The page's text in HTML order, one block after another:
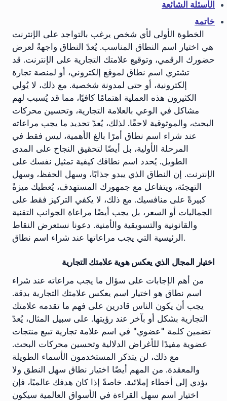
الأسئلة الشائعة
خاتمة
الخطوة الأولى لأي شخص يرغب بالتواجد على الإنترنت
هي اختيار اسم النطاق المناسب. يُعدّ النطاق واجهةً لعرض
حضورك الرقمي، وتوقيع علامتك التجارية على الإنترنت. قد
تشتري اسم نطاق لموقع إلكتروني، أو لمنصة تجارة
إلكترونية، أو حتى لمدونة شخصية. مع ذلك، لا يُولي
الكثيرون هذه العملية اهتمامًا كافيًا، مما قد يُسبب لهم
مشاكل في الوعي بالعلامة التجارية، وتحسين محركات
البحث، والموثوقية لاحقًا. لذلك، يُعدّ تحديد ما يجب مراعاته
عند شراء اسم نطاق أمرًا بالغ الأهمية، ليس فقط في
المرحلة الأولية، بل أيضًا لتحقيق النجاح على المدى
الطويل. يُحدد اسم نطاقك كيفية تمثيل نفسك على
الإنترنت. إن النطاق الذي يبدو جذابًا، وسهل الحفظ، وسهل
التهجئة، ويتفاعل مع جمهورك المستهدف، يُعطيك ميزةً
كبيرةً على منافسيك. مع ذلك، لا يكفي التركيز فقط على
الجماليات أو السعر، بل يجب أيضًا مراعاة الجوانب التقنية
والقانونية والتسويقية والأمنية. دعونا نستعرض النقاط
الرئيسية التي يجب مراعاتها عند شراء اسم نطاق.
اختيار المجال الذي يعكس هوية علامتك التجارية
من أهم الإجابات على سؤال ما يجب مراعاته عند شراء
اسم نطاق هو اختيار اسم يعكس علامتك التجارية بدقة.
يجب أن يكون الناس قادرين على فهم ما تقدمه علامتك
التجارية بشكل أو بآخر عند رؤيتها. على سبيل المثال، يُعدّ
تضمين كلمة "عضوي" في اسم علامة تجارية تبيع منتجات
عضوية مفيدًا للأغراض الدلالية وتحسين محركات البحث.
مع ذلك، لن يتذكر المستخدمون الأسماء الطويلة
والمعقدة. من المهم أيضًا اختيار نطاق سهل النطق ولا
يؤدي إلى أخطاء إملائية. خاصةً إذا كان هدفك عالميًا، فإن
اختيار اسم سهل القراءة في الأسواق العالمية سيكون